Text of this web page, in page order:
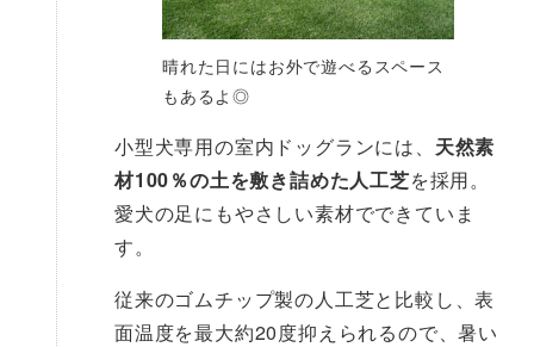
晴れた日にはお外で遊べるスペース
もあるよ◎
小型犬専用の室内ドッグランには、 天然素
材100％の土を敷き詰めた人工芝を採用。
愛犬の足にもやさしい素材でできていま
す。
従来のゴムチップ製の人工芝と比較し、表
面温度を最大約20度抑えられるので、暑い